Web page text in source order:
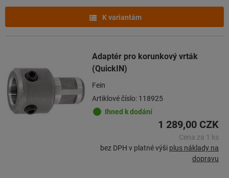
K variantám
Adaptér pro korunkový vrták
(QuickIN)
Fein
Artiklové číslo: 118925
Ihned k dodání
1 289,00 CZK
Cena za 1 ks
bez DPH v platné výši plus náklady na
dopravu